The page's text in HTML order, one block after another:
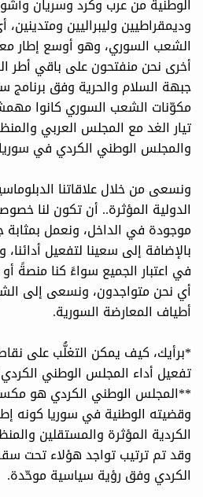
الوطنية من عرب وكرد وسريان
وديمقراطيين وليبراليين
الشعب السوري، وهو أوسع إطار
أخرى نحن منفتحون على باقي أطر
جبهة السلام والحرية وفق برنامج
مكوّنات الشعب السوري كانوا
تيار الغد مع المجلس العربي
والمجلس الوطني الكردي في
ونسعى من خلال علاقاتنا
الدولية المؤثرة.. أن تكون لنا
موجودة في الداخل، ونعمل بمثابة
بالإضافة إلى سعينا لتفعيل
في اعتبار الجميع سواءً كنا منصةً
أي نحن متواجدون، ونسعى إلى
أطياف المعارضة السورية.
*برأيك، كيف يمكن التغلُّب على
تفعيل أداء المجلس الوطني
**المجلس الوطني الكردي هو
وقضيته الوطنية في سوريا كونه
الكردية المؤثرة والمستقلين
وقد تم ترتيب تواجد هؤلاء تحت
الكردي وفق رؤية سياسية موحّدة.